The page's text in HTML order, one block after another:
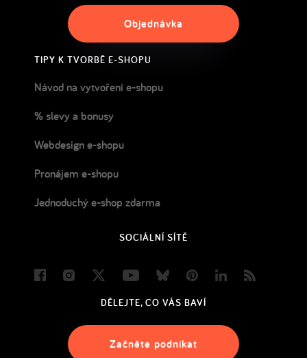
Objednávka
TIPY K TVORBĚ E-SHOPU
Návod na vytvoření e-shopu
% slevy a bonusy
Webdesign e-shopu
Pronájem e-shopu
Jednoduchý e-shop zdarma
SOCIÁLNÍ SÍTĚ
FacebookInstagram
Twitter YoutubeBlueskyPinterestLinkedIn
DĚLEJTE, CO VÁS BAVÍ
Začněte podnikat